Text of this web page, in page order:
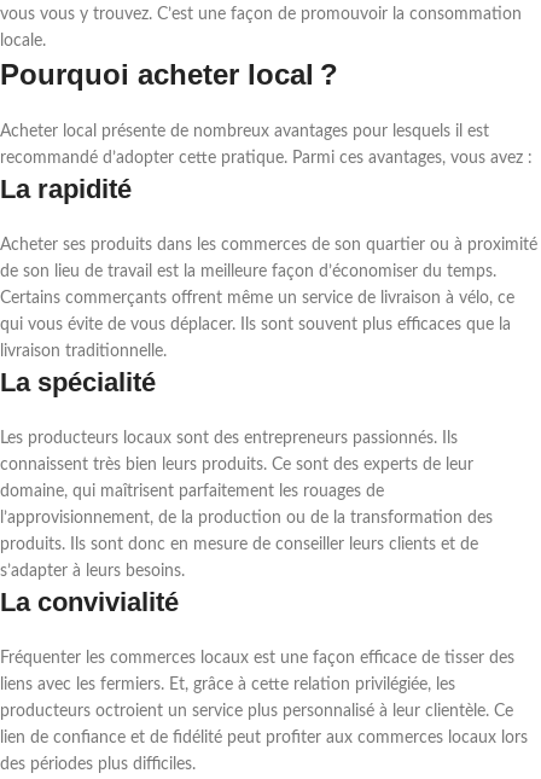
vous vous y trouvez. C’est une façon de promouvoir la consommation
locale.
Pourquoi acheter local ?
Acheter local présente de nombreux avantages pour lesquels il est
recommandé d’adopter cette pratique. Parmi ces avantages, vous avez :
La rapidité
Acheter ses produits dans les commerces de son quartier ou à proximité
de son lieu de travail est la meilleure façon d’économiser du temps.
Certains commerçants offrent même un service de livraison à vélo, ce
qui vous évite de vous déplacer. Ils sont souvent plus efficaces que la
livraison traditionnelle.
La spécialité
Les producteurs locaux sont des entrepreneurs passionnés. Ils
connaissent très bien leurs produits. Ce sont des experts de leur
domaine, qui maîtrisent parfaitement les rouages de
l’approvisionnement, de la production ou de la transformation des
produits. Ils sont donc en mesure de conseiller leurs clients et de
s’adapter à leurs besoins.
La convivialité
Fréquenter les commerces locaux est une façon efficace de tisser des
liens avec les fermiers. Et, grâce à cette relation privilégiée, les
producteurs octroient un service plus personnalisé à leur clientèle. Ce
lien de confiance et de fidélité peut profiter aux commerces locaux lors
des périodes plus difficiles.